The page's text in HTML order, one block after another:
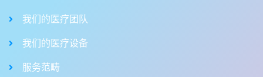
我们的医疗团队
我们的医疗设备
服务范畴